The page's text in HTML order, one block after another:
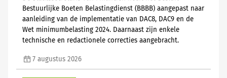
Bestuurlijke Boeten Belastingdienst (BBBB) aangepast naar
aanleiding van de implementatie van DAC8, DAC9 en de
Wet minimumbelasting 2024. Daarnaast zijn enkele
technische en redactionele correcties aangebracht.
7 augustus 2026